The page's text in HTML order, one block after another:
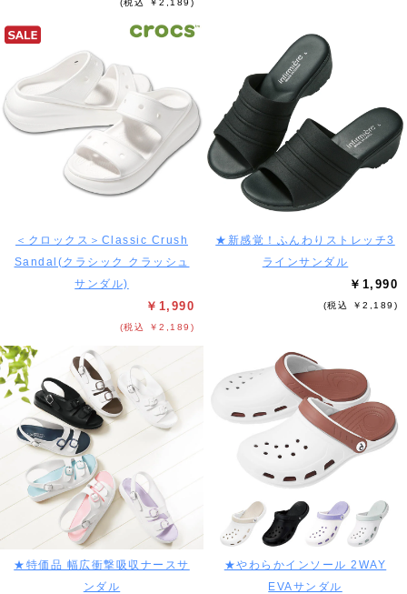
(税込 ￥2,189)
＜クロックス＞Classic Crush
Sandal(クラシック クラッシュ
サンダル)
￥1,990
(税込 ￥2,189)
★新感覚！ふんわりストレッチ3
ラインサンダル
￥1,990
(税込 ￥2,189)
★特価品 幅広衝撃吸収ナースサ
ンダル
★やわらかインソール 2WAY
EVAサンダル